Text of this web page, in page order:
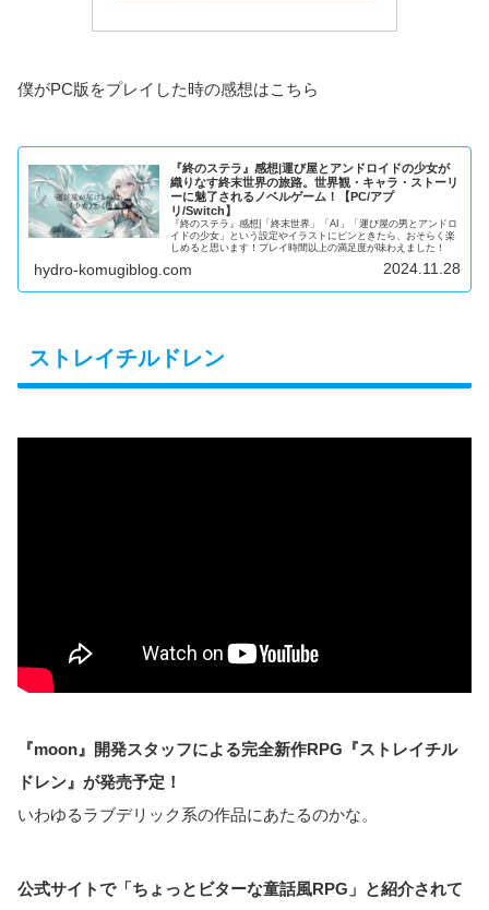
僕がPC版をプレイした時の感想はこちら
『終のステラ』感想|運び屋とアンドロイドの少女が
織りなす終末世界の旅路。世界観・キャラ・ストーリ
ーに魅了されるノベルゲーム！【PC/アプ
リ/Switch】
『終のステラ』感想|「終末世界」「AI」「運び屋の男とアンドロ
イドの少女」という設定やイラストにピンときたら、おそらく楽
しめると思います！プレイ時間以上の満足度が味わえました！
hydro-komugiblog.com 2024.11.28
ストレイチルドレン
『moon』開発スタッフによる完全新作RPG『ストレイチル
ドレン』が発売予定！
いわゆるラブデリック系の作品にあたるのかな。
公式サイトで「ちょっとビターな童話風RPG」と紹介されて